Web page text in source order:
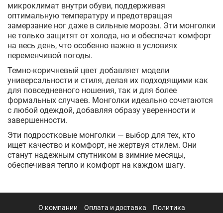
микроклимат внутри обуви, поддерживая
оптимальную температуру и предотвращая
замерзание ног даже в сильные морозы. Эти монголки
не только защитят от холода, но и обеспечат комфорт
на весь день, что особенно важно в условиях
переменчивой погоды.
Темно-коричневый цвет добавляет модели
универсальности и стиля, делая их подходящими как
для повседневного ношения, так и для более
формальных случаев. Монголки идеально сочетаются
с любой одеждой, добавляя образу уверенности и
завершенности.
Эти подростковые монголки — выбор для тех, кто
ищет качество и комфорт, не жертвуя стилем. Они
станут надежным спутником в зимние месяцы,
обеспечивая тепло и комфорт на каждом шагу.
О компании Оплата и доставка
Политика